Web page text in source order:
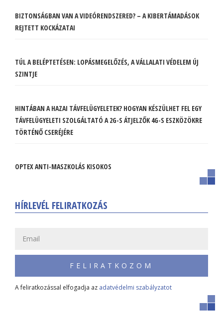
BIZTONSÁGBAN VAN A VIDEÓRENDSZERED? – A KIBERTÁMADÁSOK
REJTETT KOCKÁZATAI
TÚL A BELÉPTETÉSEN: LOPÁSMEGELŐZÉS, A VÁLLALATI VÉDELEM ÚJ
SZINTJE
HINTÁBAN A HAZAI TÁVFELÜGYELETEK? HOGYAN KÉSZÜLHET FEL EGY
TÁVFELÜGYELETI SZOLGÁLTATÓ A 2G-S ÁTJELZŐK 4G-S ESZKÖZÖKRE
TÖRTÉNŐ CSERÉJÉRE
OPTEX ANTI-MASZKOLÁS KISOKOS
HÍRLEVÉL FELIRATKOZÁS
FELIRATKOZOM
A feliratkozással elfogadja az adatvédelmi szabályzatot